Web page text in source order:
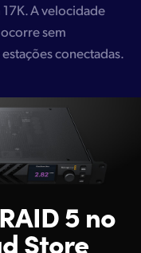
A velocidade
sem
conectadas.
5no
Store